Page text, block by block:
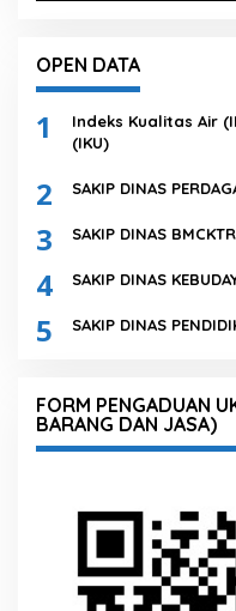
OPEN DATA
1
Indeks Kualitas Air
(IKU)
2 SAKIP DINAS
3 SAKIP DINAS
4 SAKIP DINAS
5 SAKIP DINAS
FORM PENGADUAN
BARANG DAN JASA)